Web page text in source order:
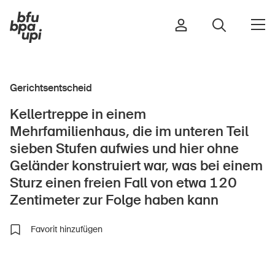
Sport & Bewegung
Gebäude & Anlagen
Im Alter
Gerichtsentscheid
Kellertreppe in einem
Mehrfamilienhaus, die im unteren Teil
sieben Stufen aufwies und hier ohne
Geländer konstruiert war, was bei einem
Sturz einen freien Fall von etwa 120
Zentimeter zur Folge haben kann
Favorit hinzufügen